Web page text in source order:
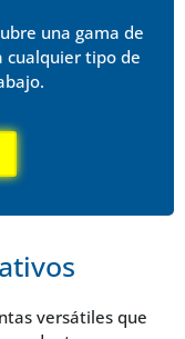
una gama de
cualquier tipo de
versátiles que